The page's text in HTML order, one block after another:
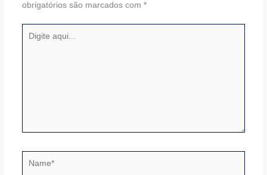
obrigatórios são marcados com *
aqui...